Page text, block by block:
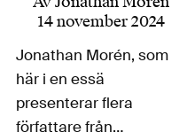
14 november 2024
Jonathan Morén, som
här i en essä
presenterar flera
författare från